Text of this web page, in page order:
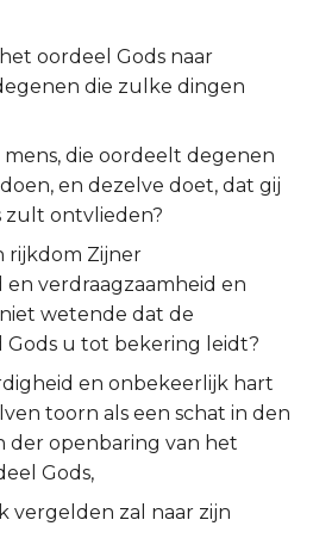
oordeel Gods naar
die zulke dingen
die oordeelt degenen
en dezelve doet, dat gij
zult ontvlieden?
rijkdom Zijner
verdraagzaamheid en
wetende dat de
u tot bekering leidt?
en onbekeerlijk hart
toorn als een schat in den
der openbaring van het
Gods,
vergelden zal naar zijn